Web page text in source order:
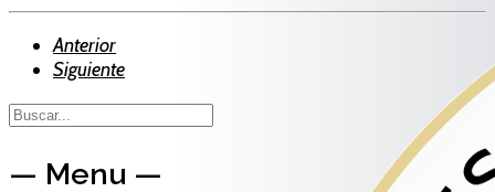
Anterior
Siguiente
— Menu —